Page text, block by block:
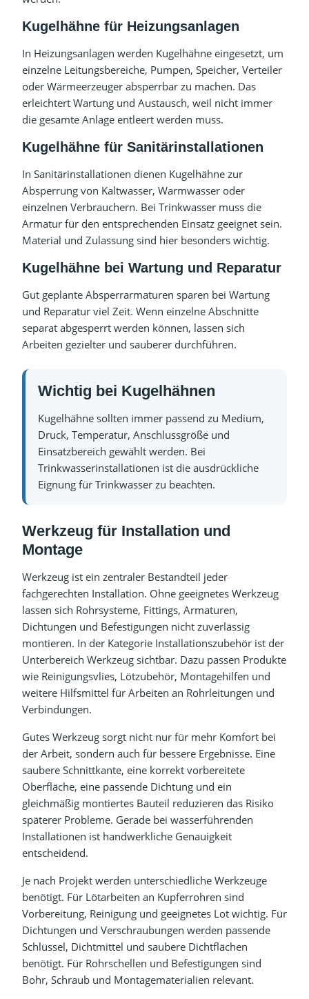
Kugelhähne für Heizungsanlagen
In Heizungsanlagen werden Kugelhähne eingesetzt, um
einzelne Leitungsbereiche, Pumpen, Speicher, Verteiler
oder Wärmeerzeuger absperrbar zu machen. Das
erleichtert Wartung und Austausch, weil nicht immer
die gesamte Anlage entleert werden muss.
Kugelhähne für Sanitärinstallationen
In Sanitärinstallationen dienen Kugelhähne zur
Absperrung von Kaltwasser, Warmwasser oder
einzelnen Verbrauchern. Bei Trinkwasser muss die
Armatur für den entsprechenden Einsatz geeignet sein.
Material und Zulassung sind hier besonders wichtig.
Kugelhähne bei Wartung und Reparatur
Gut geplante Absperrarmaturen sparen bei Wartung
und Reparatur viel Zeit. Wenn einzelne Abschnitte
separat abgesperrt werden können, lassen sich
Arbeiten gezielter und sauberer durchführen.
Wichtig bei Kugelhähnen
Kugelhähne sollten immer passend zu Medium,
Druck, Temperatur, Anschlussgröße und
Einsatzbereich gewählt werden. Bei
Trinkwasserinstallationen ist die ausdrückliche
Eignung für Trinkwasser zu beachten.
Werkzeug für Installation und
Montage
Werkzeug ist ein zentraler Bestandteil jeder
fachgerechten Installation. Ohne geeignetes Werkzeug
lassen sich Rohrsysteme, Fittings, Armaturen,
Dichtungen und Befestigungen nicht zuverlässig
montieren. In der Kategorie Installationszubehör ist der
Unterbereich Werkzeug sichtbar. Dazu passen Produkte
wie Reinigungsvlies, Lötzubehör, Montagehilfen und
weitere Hilfsmittel für Arbeiten an Rohrleitungen und
Verbindungen.
Gutes Werkzeug sorgt nicht nur für mehr Komfort bei
der Arbeit, sondern auch für bessere Ergebnisse. Eine
saubere Schnittkante, eine korrekt vorbereitete
Oberfläche, eine passende Dichtung und ein
gleichmäßig montiertes Bauteil reduzieren das Risiko
späterer Probleme. Gerade bei wasserführenden
Installationen ist handwerkliche Genauigkeit
entscheidend.
Je nach Projekt werden unterschiedliche Werkzeuge
benötigt. Für Lötarbeiten an Kupferrohren sind
Vorbereitung, Reinigung und geeignetes Lot wichtig. Für
Dichtungen und Verschraubungen werden passende
Schlüssel, Dichtmittel und saubere Dichtflächen
benötigt. Für Rohrschellen und Befestigungen sind
Bohr, Schraub und Montagematerialien relevant.